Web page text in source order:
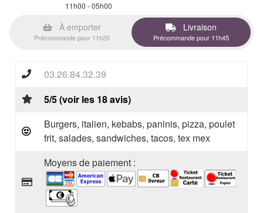
11h00 - 05h00
À emporter
Précommande pour 11h20
Livraison
Précommande pour 11h45
03.26.84.32.39
5/5 (voir les 18 avis)
Burgers, italien, kebabs, paninis, pizza, poulet
frit, salades, sandwiches, tacos, tex mex
Moyens de paiement :